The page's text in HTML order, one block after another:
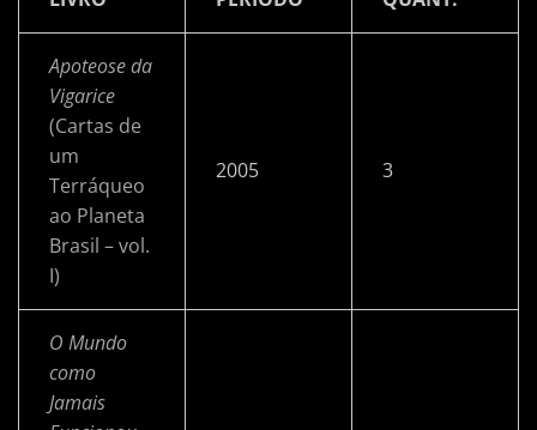
Apoteose da
Vigarice
(Cartas de
um
Terráqueo
ao Planeta
Brasil – vol.
I)
2005 3
O Mundo
como
Jamais